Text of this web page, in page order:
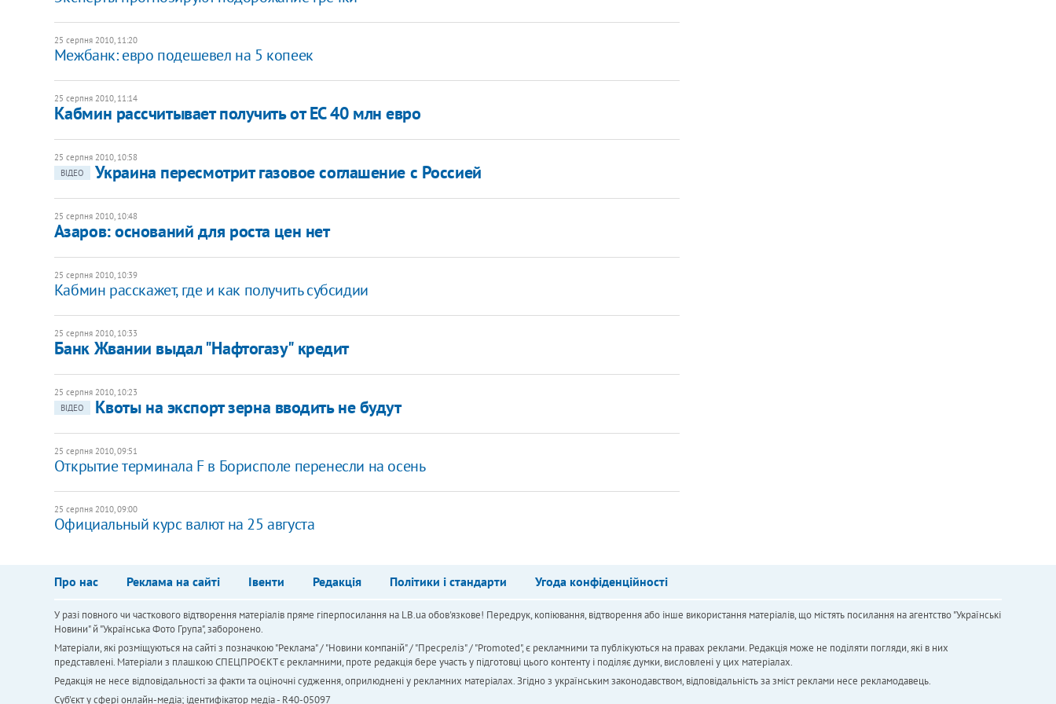
25 серпня 2010, 11:20
Межбанк: евро подешевел на 5 копеек
25 серпня 2010, 11:14
Кабмин рассчитывает получить от ЕС 40 млн евро
25 серпня 2010, 10:58
ВІДЕО
Украина пересмотрит газовое соглашение с Россией
25 серпня 2010, 10:48
Азаров: оснований для роста цен нет
25 серпня 2010, 10:39
Кабмин расскажет, где и как получить субсидии
25 серпня 2010, 10:33
Банк Жвании выдал "Нафтогазу" кредит
25 серпня 2010, 10:23
ВІДЕО
Квоты на экспорт зерна вводить не будут
25 серпня 2010, 09:51
Открытие терминала F в Борисполе перенесли на осень
25 серпня 2010, 09:00
Официальный курс валют на 25 августа
Про нас Реклама на сайті Івенти Редакція Політики і стандарти Угода конфіденційності
У разі повного чи часткового відтворення матеріалів пряме гіперпосилання на LB.ua обов'язкове! Передрук, копіювання, відтворення або інше використання матеріалів, що містять посилання на агентство "Українськi
Новини" й "Українська Фото Група", заборонено.
Матеріали, які розміщуються на сайті з позначкою "Реклама" / "Новини компаній" / "Пресреліз" / "Promoted", є рекламними та публікуються на правах реклами. Редакція може не поділяти погляди, які в них
представлені. Матеріали з плашкою СПЕЦПРОЄКТ є рекламними, проте редакція бере участь у підготовці цього контенту і поділяє думки, висловлені у цих матеріалах.
Редакція не несе відповідальності за факти та оціночні судження, оприлюднені у рекламних матеріалах. Згідно з українським законодавством, відповідальність за зміст реклами несе рекламодавець.
Cуб'єкт у сфері онлайн-медіа; ідентифікатор медіа - R40-05097